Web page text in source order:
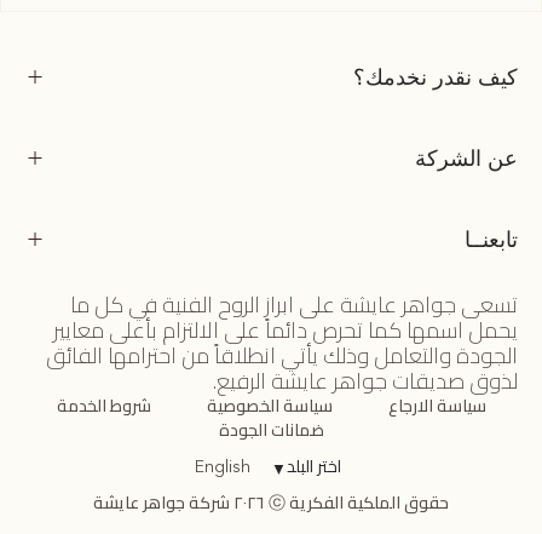
كيف نقدر نخدمك؟
عن الشركة
تابعنــا
تسعى جواهر عايشة على ابراز الروح الفنية في كل ما
يحمل اسمها كما تحرص دائماً على الالتزام بأعلى معايير
الجودة والتعامل وذلك يأتي انطلاقاً من احترامها الفائق
لذوق صديقات جواهر عايشة الرفيع.
سياسة الارجاع سياسة الخصوصية شروط الخدمة
ضمانات الجودة
اختر البلد▼
English
حقوق الملكية الفكرية ⓒ ٢٠٢٦ شركة جواهر عايشة